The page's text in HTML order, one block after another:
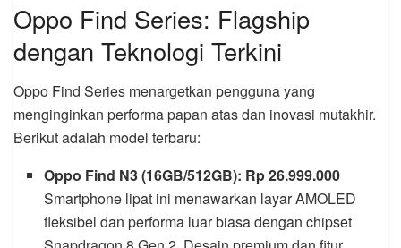
Oppo Find Series: Flagship
dengan Teknologi Terkini
Oppo Find Series menargetkan pengguna yang
menginginkan performa papan atas dan inovasi mutakhir.
Berikut adalah model terbaru:
Oppo Find N3 (16GB/512GB): Rp 26.999.000
Smartphone lipat ini menawarkan layar AMOLED
fleksibel dan performa luar biasa dengan chipset